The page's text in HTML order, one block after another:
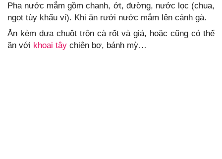
Pha nước mắm gồm chanh, ớt, đường, nước lọc (chua,
ngọt tùy khẩu vị). Khi ăn rưới nước mắm lên cánh gà.
Ăn kèm dưa chuột trộn cà rốt và giá, hoặc cũng có thể
ăn với khoai tây chiên bơ, bánh mỳ…